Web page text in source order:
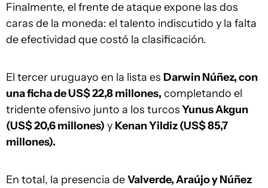
Finalmente, el frente de ataque expone las dos
caras de la moneda: el talento indiscutido y la falta
de efectividad que costó la clasificación.
El tercer uruguayo en la lista es Darwin Núñez, con
una ficha de US$ 22,8 millones, completando el
tridente ofensivo junto a los turcosYunus Akgun
(US$ 20,6 millones) y Kenan Yildiz (US$ 85,7
millones).
En total, la presencia deValverde, Araújo y Núñez